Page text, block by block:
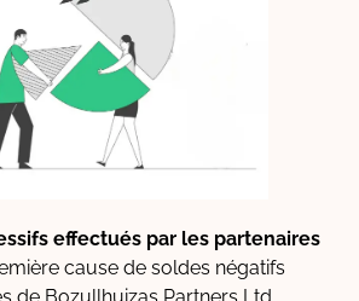
effectués par les partenaires
cause de soldes négatifs